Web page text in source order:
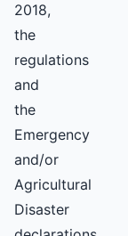
2018,
the
regulations
and
the
Emergency
and/or
Agricultural
Disaster